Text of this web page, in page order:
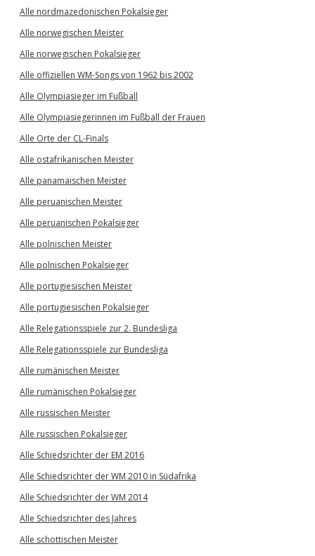
Alle nordmazedonischen Pokalsieger
Alle norwegischen Meister
Alle norwegischen Pokalsieger
Alle offiziellen WM-Songs von 1962 bis 2002
Alle Olympiasieger im Fußball
Alle Olympiasiegerinnen im Fußball der Frauen
Alle Orte der CL-Finals
Alle ostafrikanischen Meister
Alle panamaischen Meister
Alle peruanischen Meister
Alle peruanischen Pokalsieger
Alle polnischen Meister
Alle polnischen Pokalsieger
Alle portugiesischen Meister
Alle portugiesischen Pokalsieger
Alle Relegationsspiele zur 2. Bundesliga
Alle Relegationsspiele zur Bundesliga
Alle rumänischen Meister
Alle rumänischen Pokalsieger
Alle russischen Meister
Alle russischen Pokalsieger
Alle Schiedsrichter der EM 2016
Alle Schiedsrichter der WM 2010 in Südafrika
Alle Schiedsrichter der WM 2014
Alle Schiedsrichter des Jahres
Alle schottischen Meister